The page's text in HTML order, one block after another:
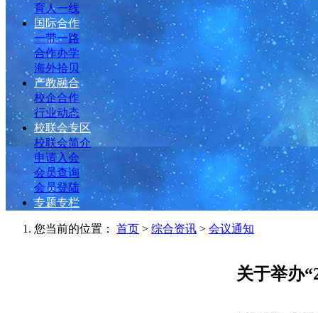
育人一线
国际合作
一带一路
合作办学
海外拾贝
产教融合
校企合作
行业动态
校联会专区
校联会简介
申请入会
会员查询
会员登陆
专题专栏
您当前的位置： 首页 > 综合资讯 > 会议通知
关于举办